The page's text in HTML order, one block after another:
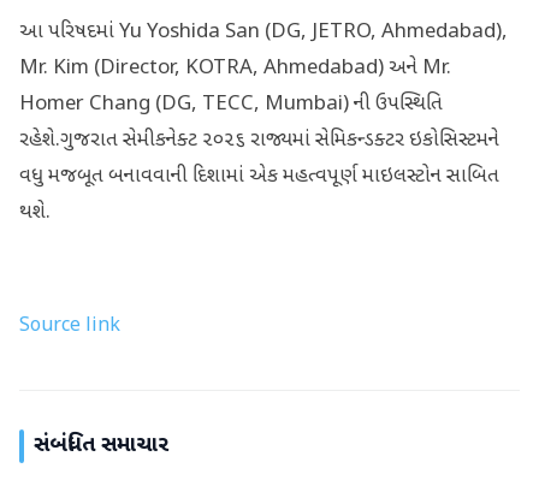
આ પરિષદમાં Yu Yoshida San (DG, JETRO, Ahmedabad),
Mr. Kim (Director, KOTRA, Ahmedabad) અને Mr.
Homer Chang (DG, TECC, Mumbai) ની ઉપસ્થિતિ
રહેશે.ગુજરાત સેમીકનેક્ટ ૨૦૨૬ રાજ્યમાં સેમિકન્ડક્ટર ઇકોસિસ્ટમને
વધુ મજબૂત બનાવવાની દિશામાં એક મહત્વપૂર્ણ માઇલસ્ટોન સાબિત
થશે.
Source link
સંબંધિત સમાચાર